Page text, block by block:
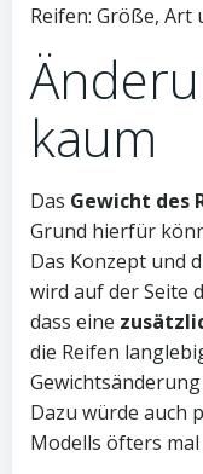
Reifen: Größe, Art
kaum
Das Gewicht des
Grund hierfür
Das Konzept und
wird auf der Seite
dass eine
die Reifen
Dazu würde auch
Modells öfters